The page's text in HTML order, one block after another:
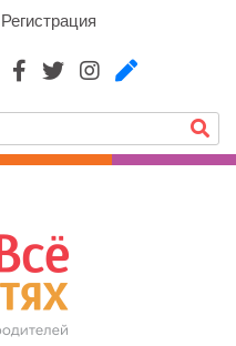
Регистрация